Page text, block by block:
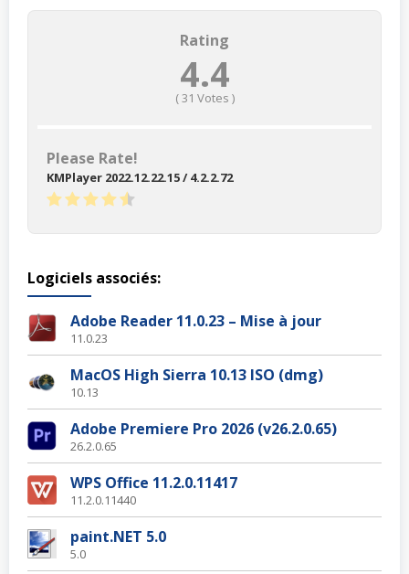
Rating
4.4
(31 Votes )
Please Rate!
KMPlayer 2022.12.22.15 / 4.2.2.72
Logiciels associés:
Adobe Reader 11.0.23 – Mise à jour
11.0.23
MacOS High Sierra 10.13 ISO (dmg)
10.13
Adobe Premiere Pro 2026 (v26.2.0.65)
26.2.0.65
WPS Office 11.2.0.11417
11.2.0.11440
paint.NET 5.0
5.0